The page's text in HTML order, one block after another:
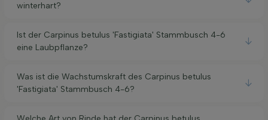
winterhart?
Ist der Carpinus betulus 'Fastigiata' Stammbusch 4-6
eine Laubpflanze?
Was ist die Wachstumskraft des Carpinus betulus
'Fastigiata' Stammbusch 4-6?